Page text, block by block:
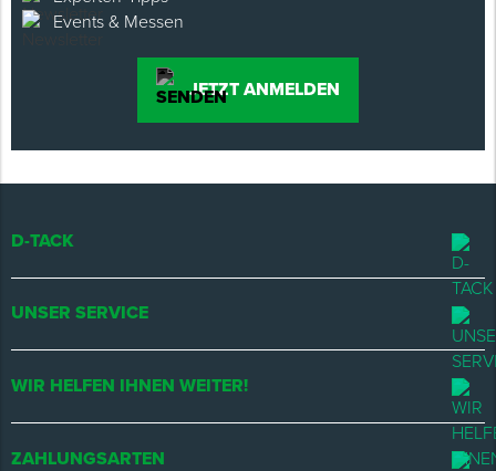
Events & Messen
JETZT ANMELDEN
D-TACK
UNSER SERVICE
WIR HELFEN IHNEN WEITER!
ZAHLUNGSARTEN